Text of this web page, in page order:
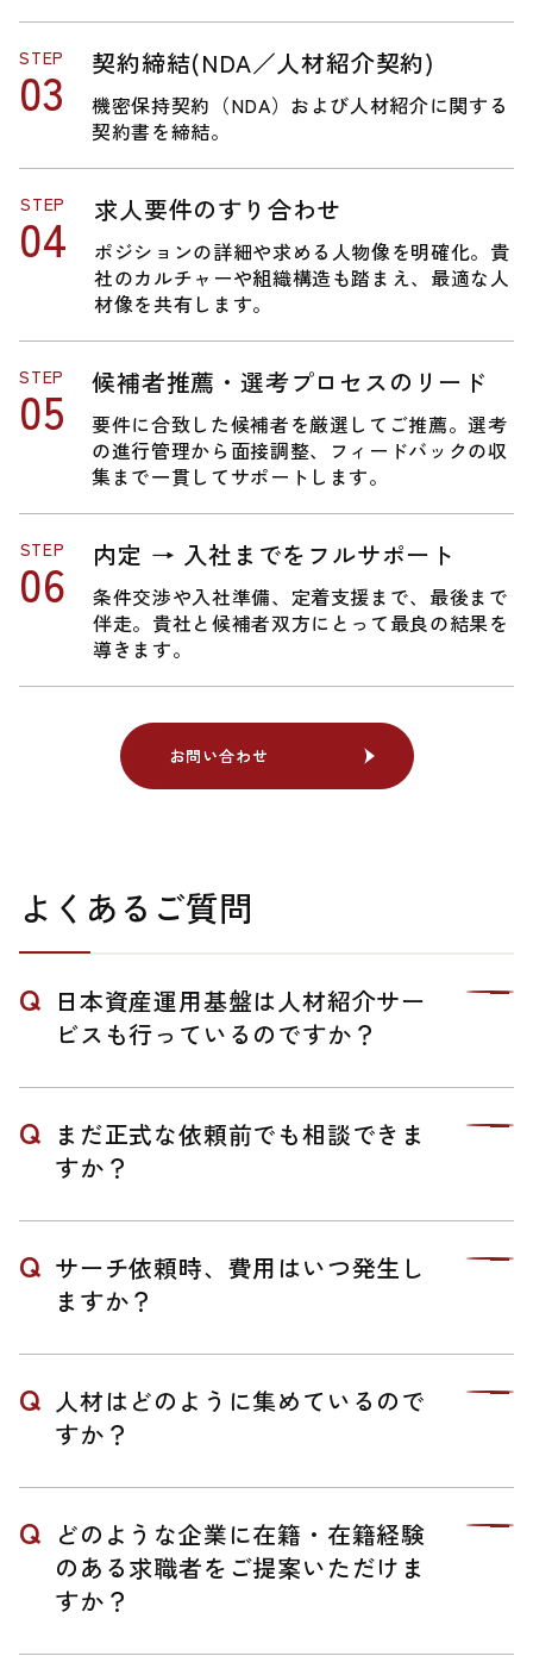
STEP 契約締結(NDA／人材紹介契約)
機密保持契約（NDA）および人材紹介に関する
契約書を締結。
STEP 求人要件のすり合わせ
ポジションの詳細や求める人物像を明確化。貴
社のカルチャーや組織構造も踏まえ、最適な人
材像を共有します。
STEP 候補者推薦・選考プロセスのリード
要件に合致した候補者を厳選してご推薦。選考
の進行管理から面接調整、フィードバックの収
集まで一貫してサポートします。
STEP 内定 → 入社までをフルサポート
条件交渉や入社準備、定着支援まで、最後まで
伴走。貴社と候補者双方にとって最良の結果を
導きます。
お問い合わせ
お問い合わせ
よくあるご質問
日本資産運用基盤は人材紹介サー
ビスも行っているのですか？
まだ正式な依頼前でも相談できま
すか？
サーチ依頼時、費用はいつ発生し
ますか？
人材はどのように集めているので
すか？
どのような企業に在籍・在籍経験
のある求職者をご提案いただけま
すか？